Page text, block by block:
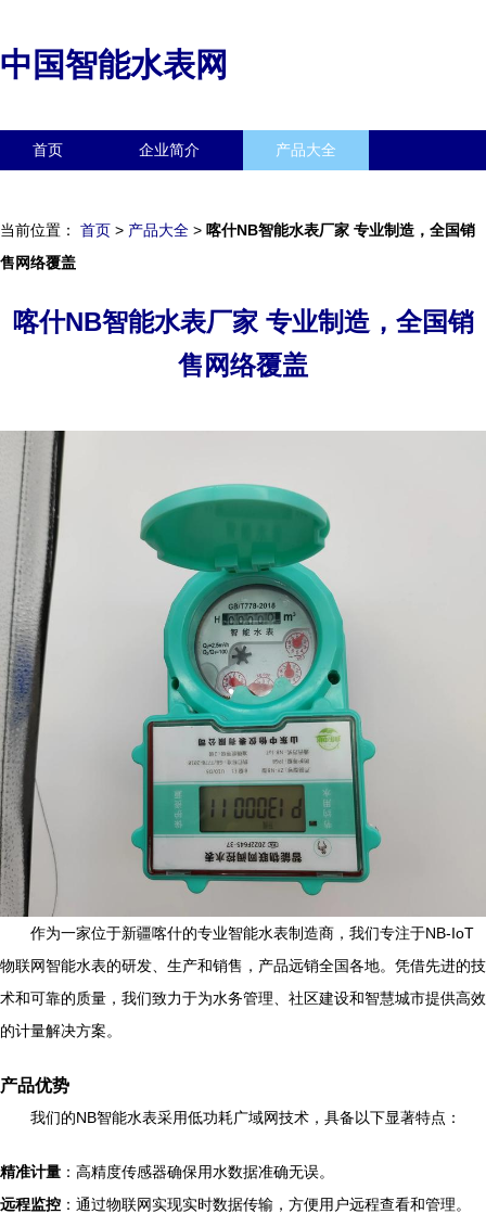
中国智能水表网
首页 企业简介 产品大全
当前位置： 首页 > 产品大全 > 喀什NB智能水表厂家 专业制造，全国销
售网络覆盖
喀什NB智能水表厂家 专业制造，全国销
售网络覆盖
作为一家位于新疆喀什的专业智能水表制造商，我们专注于NB-IoT
物联网智能水表的研发、生产和销售，产品远销全国各地。凭借先进的技
术和可靠的质量，我们致力于为水务管理、社区建设和智慧城市提供高效
的计量解决方案。
产品优势
我们的NB智能水表采用低功耗广域网技术，具备以下显著特点：
精准计量 ：高精度传感器确保用水数据准确无误。
远程监控 ：通过物联网实现实时数据传输，方便用户远程查看和管理。